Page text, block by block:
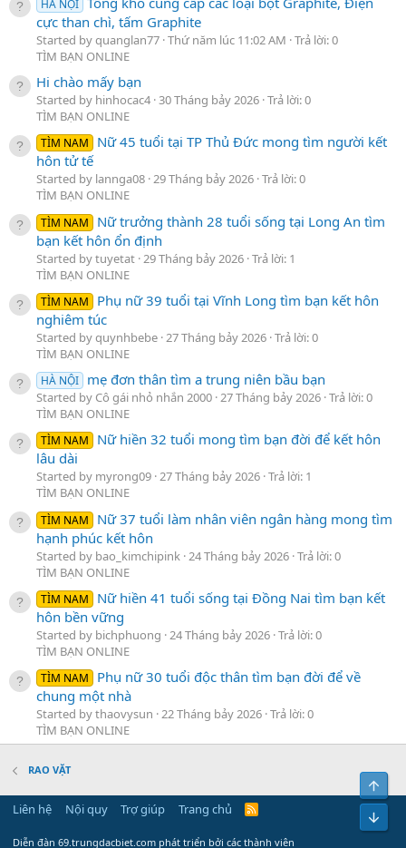
HÀ NỘI
cực than chì, tấm Graphite
Started by quanglan77 Thứ năm lúc 11:02 AM Trả lời: 0
TÌM BẠN ONLINE
Hi chào mấy bạn
Started by hinhocac4 30 Tháng bảy 2026 Trả lời: 0
TÌM BẠN ONLINE
TÌM NAM
Nữ 45 tuổi tại TP Thủ Đức mong tìm người kết
hôn tử tế
Started by lannga08 29 Tháng bảy 2026 Trả lời: 0
TÌM BẠN ONLINE
TÌM NAM
Nữ trưởng thành 28 tuổi sống tại Long An tìm
bạn kết hôn ổn định
Started by tuyetat 29 Tháng bảy 2026 Trả lời: 1
TÌM BẠN ONLINE
TÌM NAM
Phụ nữ 39 tuổi tại Vĩnh Long tìm bạn kết hôn
nghiêm túc
Started by quynhbebe 27 Tháng bảy 2026 Trả lời: 0
TÌM BẠN ONLINE
HÀ NỘI mẹ đơn thân tìm a trung niên bầu bạn
Started by Cô gái nhỏ nhắn 2000 27 Tháng bảy 2026 Trả lời: 0
TÌM BẠN ONLINE
TÌM NAM
Nữ hiền 32 tuổi mong tìm bạn đời để kết hôn
lâu dài
Started by myrong09 27 Tháng bảy 2026 Trả lời: 1
TÌM BẠN ONLINE
TÌM NAM
Nữ 37 tuổi làm nhân viên ngân hàng mong tìm
hạnh phúc kết hôn
Started by bao_kimchipink 24 Tháng bảy 2026 Trả lời: 0
TÌM BẠN ONLINE
TÌM NAM
Nữ hiền 41 tuổi sống tại Đồng Nai tìm bạn kết
hôn bền vững
Started by bichphuong 24 Tháng bảy 2026 Trả lời: 0
TÌM BẠN ONLINE
TÌM NAM
Phụ nữ 30 tuổi độc thân tìm bạn đời để về
chung một nhà
Started by thaovysun 22 Tháng bảy 2026 Trả lời: 0
TÌM BẠN ONLINE
RAO VẶT
Liên hệ Nội quy Trợ giúp Trang chủ
R
Diễn đàn 69.trungdacbiet.com phát triển bởi các thành viên